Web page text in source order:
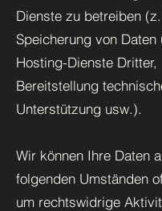
Dienste zu betreiben
Speicherung von Daten
Hosting-Dienste Dritter,
Bereitstellung
Unterstützung usw.).
Wir können Ihre Daten
folgenden Umständen
um rechtswidrige